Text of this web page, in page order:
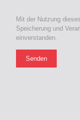
dieses
Feld
leer.
Mit der Nutzung
Speicherung und
einverstanden.